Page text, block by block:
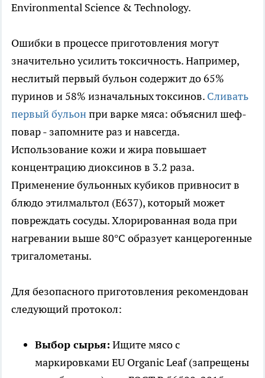
Environmental Science & Technology.
Ошибки в процессе приготовления могут
значительно усилить токсичность. Например,
неслитый первый бульон содержит до 65%
пуринов и 58% изначальных токсинов. Сливать
первый бульонпри варке мяса: объяснил шеф-
повар - запомните раз и навсегда.
Использование кожи и жира повышает
концентрацию диоксинов в 3.2 раза.
Применение бульонных кубиков привносит в
блюдо этилмальтол (Е637), который может
повреждать сосуды. Хлорированная вода при
нагревании выше 80°C образует канцерогенные
тригалометаны.
Для безопасного приготовления рекомендован
следующий протокол:
Выбор сырья: Ищите мясо с
маркировками EU Organic Leaf (запрещены